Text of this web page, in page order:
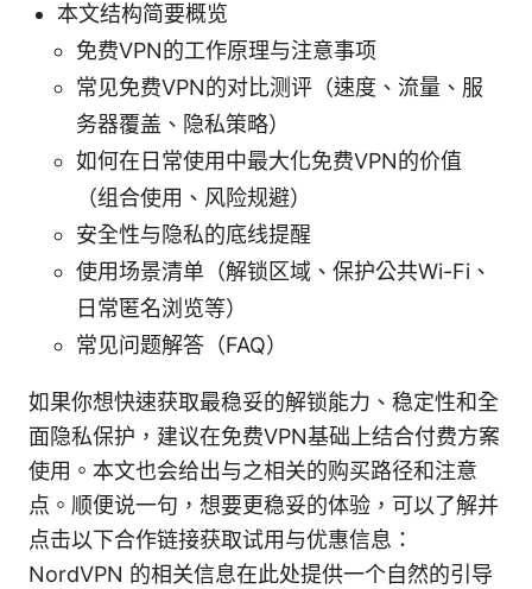
本文结构简要概览
免费VPN的工作原理与注意事项
常见免费VPN的对比测评（速度、流量、服
务器覆盖、隐私策略）
如何在日常使用中最大化免费VPN的价值
（组合使用、风险规避）
安全性与隐私的底线提醒
使用场景清单（解锁区域、保护公共Wi-Fi、
日常匿名浏览等）
常见问题解答（FAQ）
如果你想快速获取最稳妥的解锁能力、稳定性和全
面隐私保护，建议在免费VPN基础上结合付费方案
使用。本文也会给出与之相关的购买路径和注意
点。顺便说一句，想要更稳妥的体验，可以了解并
点击以下合作链接获取试用与优惠信息：
NordVPN 的相关信息在此处提供一个自然的引导